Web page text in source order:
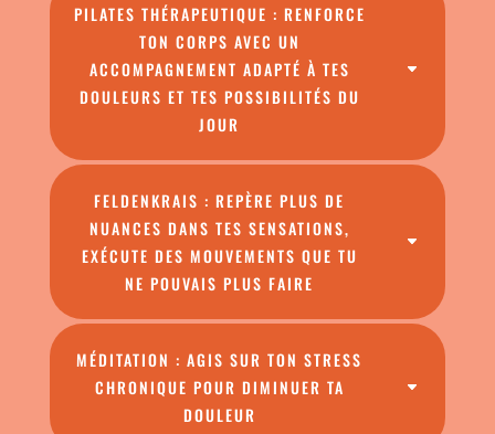
PILATES THÉRAPEUTIQUE : RENFORCE
TON CORPS AVEC UN
ACCOMPAGNEMENT ADAPTÉ À TES
DOULEURS ET TES POSSIBILITÉS DU
JOUR
FELDENKRAIS : REPÈRE PLUS DE
NUANCES DANS TES SENSATIONS,
EXÉCUTE DES MOUVEMENTS QUE TU
NE POUVAIS PLUS FAIRE
MÉDITATION : AGIS SUR TON STRESS
CHRONIQUE POUR DIMINUER TA
DOULEUR